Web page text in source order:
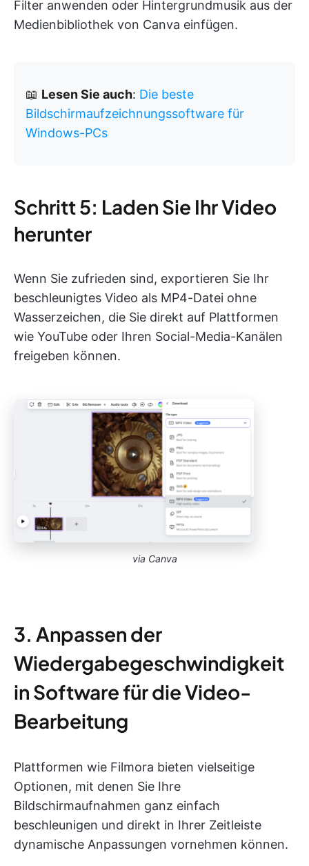
Filter anwenden oder Hintergrundmusik aus der
Medienbibliothek von Canva einfügen.
📖 Lesen Sie auch: Die beste
Bildschirmaufzeichnungssoftware für
Windows-PCs
Schritt 5: Laden Sie Ihr Video
herunter
Wenn Sie zufrieden sind, exportieren Sie Ihr
beschleunigtes Video als MP4-Datei ohne
Wasserzeichen, die Sie direkt auf Plattformen
wie YouTube oder Ihren Social-Media-Kanälen
freigeben können.
via Canva
3. Anpassen der
Wiedergabegeschwindigkeit
in Software für die Video-
Bearbeitung
Plattformen wie Filmora bieten vielseitige
Optionen, mit denen Sie Ihre
Bildschirmaufnahmen ganz einfach
beschleunigen und direkt in Ihrer Zeitleiste
dynamische Anpassungen vornehmen können.